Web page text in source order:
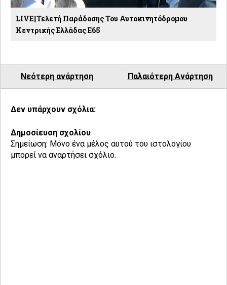
LIVE||Τελετή Παράδοσης Του Αυτοκινητόδρομου
Κεντρικής Ελλάδας Ε65
Νεότερη ανάρτηση Παλαιότερη Ανάρτηση
Δεν υπάρχουν σχόλια:
Δημοσίευση σχολίου
Σημείωση: Μόνο ένα μέλος αυτού του ιστολογίου
μπορεί να αναρτήσει σχόλιο.